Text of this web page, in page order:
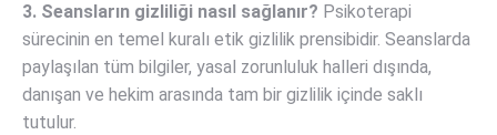
3. Seansların gizliliği nasıl sağlanır? Psikoterapi
sürecinin en temel kuralı etik gizlilik prensibidir. Seanslarda
paylaşılan tüm bilgiler, yasal zorunluluk halleri dışında,
danışan ve hekim arasında tam bir gizlilik içinde saklı
tutulur.